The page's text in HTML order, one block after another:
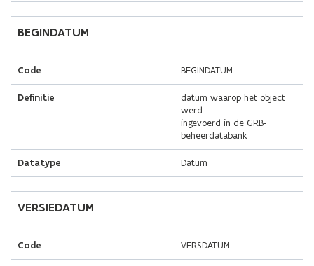
BEGINDATUM
Code BEGINDATUM
Definitie
datum waarop het object
werd
ingevoerd in de GRB-
beheerdatabank
Datatype Datum
VERSIEDATUM
Code VERSDATUM